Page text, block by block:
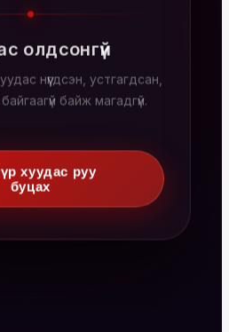
олдсонгүй
нүүгдсэн, устгагдсан,
байж магадгүй.
хуудас руу
буцах